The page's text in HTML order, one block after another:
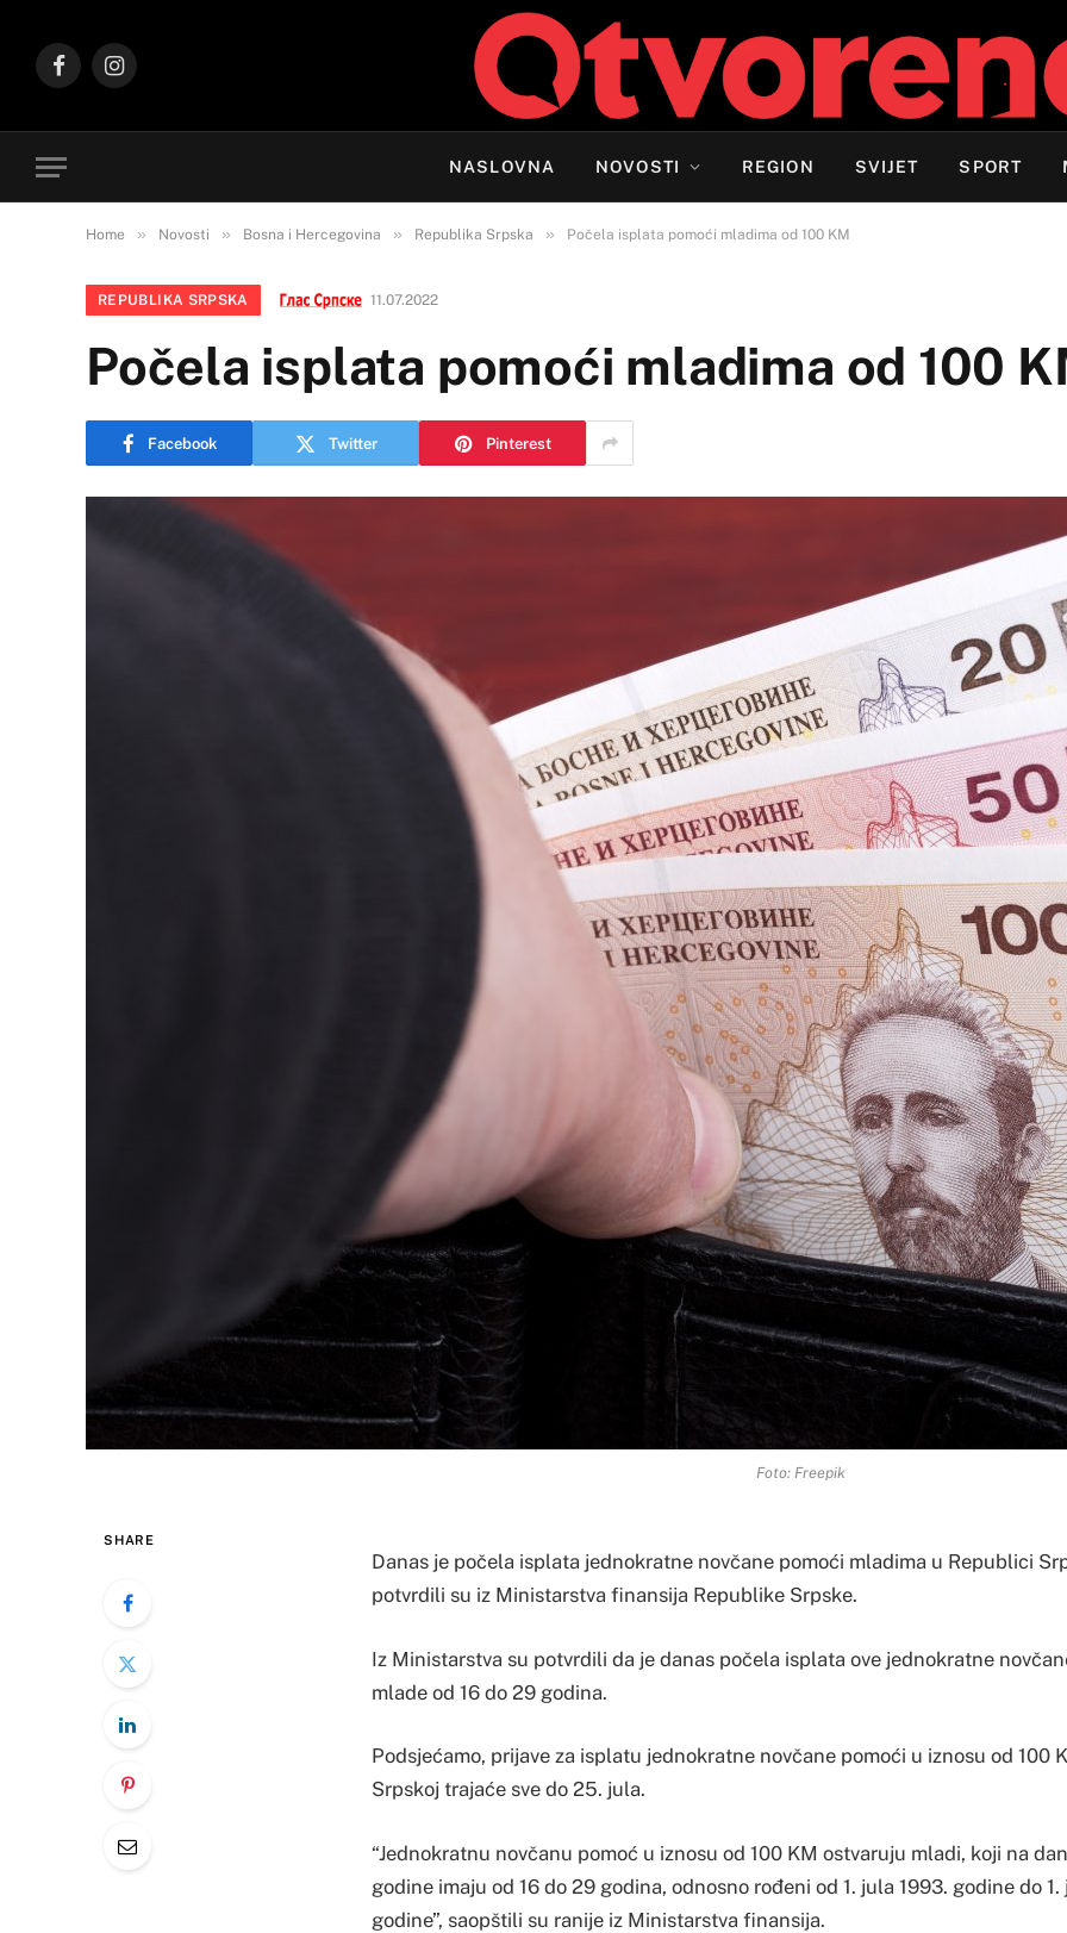
FacebookInstagram
NASLOVNA NOVOSTI REGION SVIJET SPORT
Home » Novosti » Bosna i Hercegovina » Republika Srpska » Počela isplata pomoći mladima od 100 KM
REPUBLIKA SRPSKA 11.07.2022
Počela isplata pomoći mladima od 100
Facebook Twitter Pinterest
Foto: Freepik
SHARE
Danas je počela isplata jednokratne novčane pomoći mladima u Republici
potvrdili su iz Ministarstva finansija Republike Srpske.
Iz Ministarstva su potvrdili da je danas počela isplata ove jednokratne
mlade od 16 do 29 godina.
Podsjećamo, prijave za isplatu jednokratne novčane pomoći u iznosu od 100
Srpskoj trajaće sve do 25. jula.
“Jednokratnu novčanu pomoć u iznosu od 100 KM ostvaruju mladi, koji na
godine imaju od 16 do 29 godina, odnosno rođeni od 1. jula 1993. godine do
godine”, saopštili su ranije iz Ministarstva finansija.